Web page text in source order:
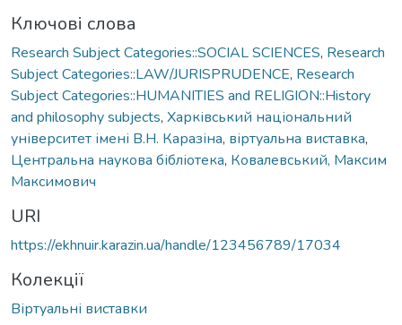
Ключові слова
Research Subject Categories::SOCIAL SCIENCES, Research
Subject Categories::LAW/JURISPRUDENCE, Research
Subject Categories::HUMANITIES and RELIGION::History
and philosophy subjects, Харківський національний
університет імені В.Н. Каразіна, віртуальна виставка,
Центральна наукова бібліотека, Ковалевський, Максим
Максимович
URI
https://ekhnuir.karazin.ua/handle/123456789/17034
Колекції
Віртуальні виставки